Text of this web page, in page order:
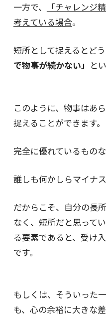
一方で、
「チャレンジ
考えている場合。
短所として捉えるとど
で物事が続かない」 と
このように、物事はあ
捉えることができます。
完全に優れているもの
誰しも何かしらマイナ
だからこそ、自分の長
なく、短所だと思って
る要素であると、受け
です。
もしくは、そういった
も、心の余裕に大きな